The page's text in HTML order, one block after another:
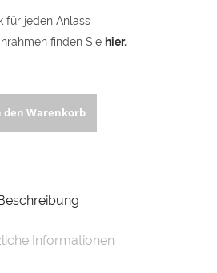
für jeden Anlass
finden Sie hier.
den Warenkorb
Informationen